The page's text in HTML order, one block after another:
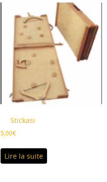
Stickasi
5,00€
Lire la suite